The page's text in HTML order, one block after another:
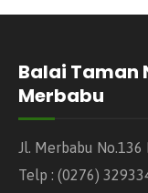
Balai Taman
Merbabu
Jl. Merbabu
Telp : (0276)